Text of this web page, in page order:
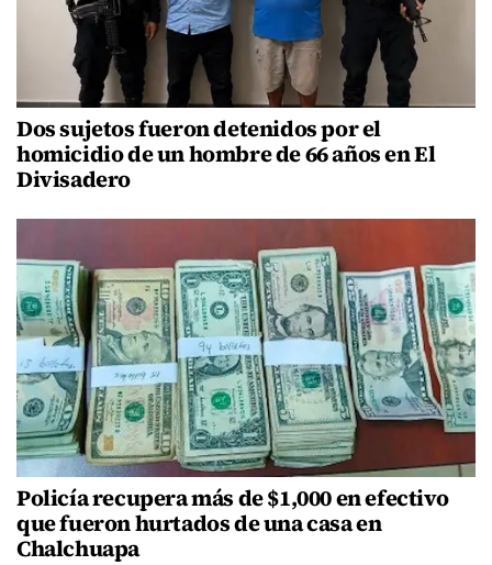
Dos sujetos fueron detenidos por el
homicidio de un hombre de 66 años en El
Divisadero
Policía recupera más de $1,000 en efectivo
que fueron hurtados de una casa en
Chalchuapa